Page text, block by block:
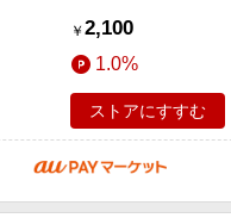
の種、レーズン、か
￥ 2,100
1.0%
ストアにすすむ